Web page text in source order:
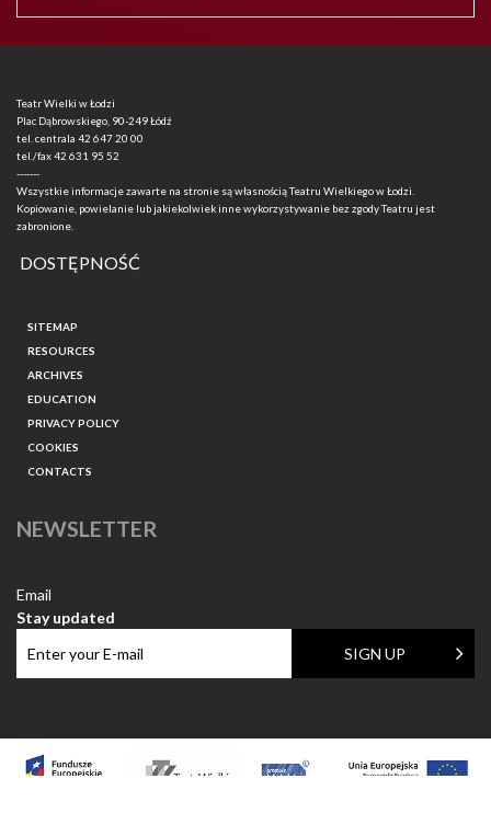
Teatr Wielki w Łodzi
Plac Dąbrowskiego, 90-249 Łódź
tel. centrala 42 647 20 00
tel./fax42 631 95 52
-------
Wszystkie informacje zawarte na stronie są własnością Teatru Wielkiego w Łodzi.
Kopiowanie, powielanie lub jakiekolwiek inne wykorzystywanie bez zgody Teatru jest
zabronione.
DOSTĘPNOŚĆ
SITEMAP
RESOURCES
ARCHIVES
EDUCATION
PRIVACY POLICY
COOKIES
CONTACTS
NEWSLETTER
Email
Stay updated